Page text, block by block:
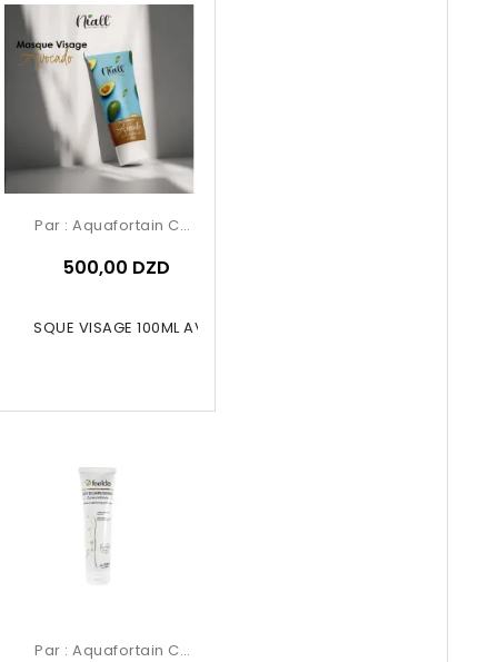
MASQUE VISAGE 100ML AVOCADO
Par : Aquafortain Cosmetics
500,00 DZD
Par : Aquafortain Cosmetics